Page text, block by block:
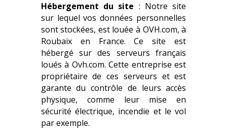
Hébergement du site : Notre site
sur lequel vos données personnelles
sont stockées, est louée à OVH.com, à
Roubaix en France. Ce site est
hébergé sur des serveurs français
loués à Ovh.com. Cette entreprise est
propriétaire de ces serveurs et est
garante du contrôle de leurs accès
physique, comme leur mise en
sécurité électrique, incendie et le vol
par exemple.